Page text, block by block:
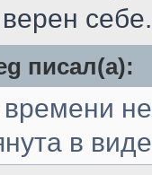
себе.
писал(а):
в